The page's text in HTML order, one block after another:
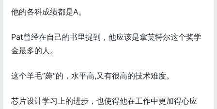
他的各科成绩都是A。
Pat曾经在自己的书里提到，他应该是拿英特尔这个奖学
金最多的人。
这个羊毛”薅“的，水平高,又有很高的技术难度。
芯片设计学习上的进步，也使得他在工作中更加得心应